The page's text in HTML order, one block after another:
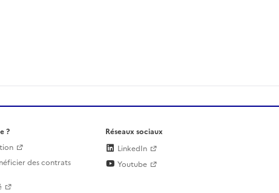
?
des contrats
Réseaux sociaux
LinkedIn
Youtube